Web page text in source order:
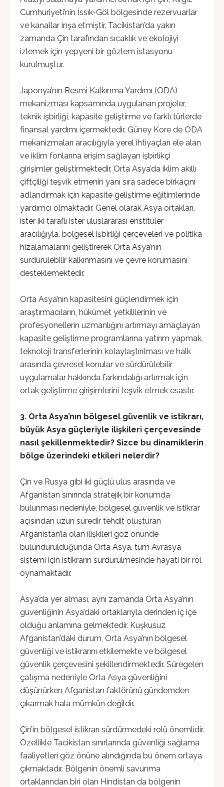
Cumhuriyeti’nin İssık-Göl bölgesinde rezervuarlar
ve kanallar inşa etmiştir. Tacikistan’da yakın
zamanda Çin tarafından sıcaklık ve ekolojiyi
izlemek için yepyeni bir gözlem istasyonu
kurulmuştur.
Japonya’nın Resmi Kalkınma Yardımı (ODA)
mekanizması kapsamında uygulanan projeler,
teknik işbirliği, kapasite geliştirme ve farklı türlerde
finansal yardımı içermektedir. Güney Kore de ODA
mekanizmaları aracılığıyla yerel ihtiyaçları ele alan
ve iklim fonlarına erişim sağlayan işbirlikçi
girişimler geliştirmektedir. Orta Asya’da iklim akıllı
çiftçiliği teşvik etmenin yanı sıra sadece birkaçını
adlandırmak için kapasite geliştirme eğitimlerinde
yardımcı olmaktadır. Genel olarak Asya ortakları,
ister iki taraflı ister uluslararası enstitüler
aracılığıyla, bölgesel işbirliği çerçeveleri ve politika
hizalamalarını geliştirerek Orta Asya’nın
sürdürülebilir kalkınmasını ve çevre korumasını
desteklemektedir.
Orta Asya’nın kapasitesini güçlendirmek için
araştırmacıların, hükümet yetkililerinin ve
profesyonellerin uzmanlığını artırmayı amaçlayan
kapasite geliştirme programlarına yatırım yapmak,
teknoloji transferlerinin kolaylaştırılması ve halk
arasında çevresel konular ve sürdürülebilir
uygulamalar hakkında farkındalığı artırmak için
ortak geliştirme girişimlerini teşvik etmek esastır.
3. Orta Asya’nın bölgesel güvenlik ve istikrarı,
büyük Asya güçleriyle ilişkileri çerçevesinde
nasıl şekillenmektedir? Sizce bu dinamiklerin
bölge üzerindeki etkileri nelerdir?
Çin ve Rusya gibi iki güçlü ulus arasında ve
Afganistan sınırında stratejik bir konumda
bulunması nedeniyle, bölgesel güvenlik ve istikrar
açısından uzun süredir tehdit oluşturan
Afganistan’la olan ilişkileri göz önünde
bulundurulduğunda Orta Asya, tüm Avrasya
sistemi için istikrarın sürdürülmesinde hayati bir rol
oynamaktadır.
Asya’da yer alması, aynı zamanda Orta Asya’nın
güvenliğinin Asya’daki ortaklarıyla derinden iç içe
olduğu anlamına gelmektedir. Kuşkusuz
Afganistan’daki durum, Orta Asya’nın bölgesel
güvenliği ve istikrarını etkilemekte ve bölgesel
güvenlik çerçevesini şekillendirmektedir. Süregelen
çatışma nedeniyle Orta Asya güvenliğini
düşünürken Afganistan faktörünü gündemden
çıkarmak hala mümkün değildir.
Çin’in bölgesel istikrarı sürdürmedeki rolü önemlidir.
Özellikle Tacikistan sınırlarında güvenliği sağlama
faaliyetleri göz önüne alındığında bu önem ortaya
çıkmaktadır. Bölgenin önemli savunma
ortaklarından biri olan Hindistan da bölgenin